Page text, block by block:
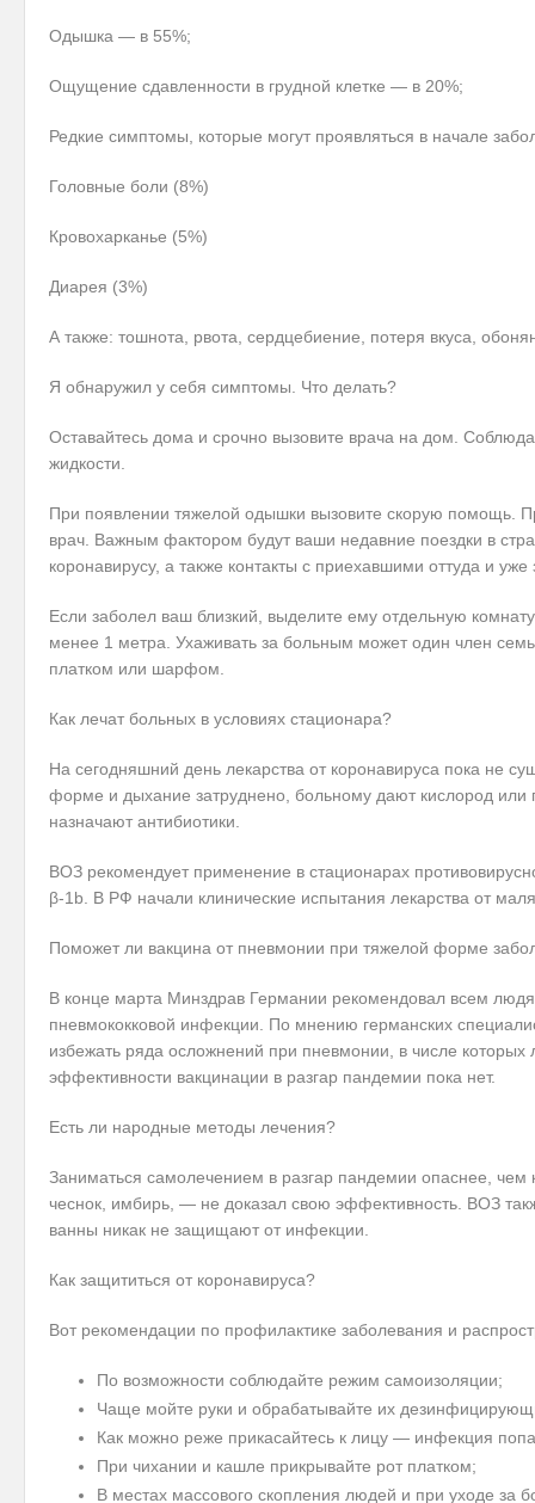
Одышка — в 55%;
Ощущение сдавленности в грудной клетке — в 20%;
Редкие симптомы, которые могут проявляться в начале
Головные боли (8%)
Кровохарканье (5%)
Диарея (3%)
А также: тошнота, рвота, сердцебиение, потеря вкуса,
Я обнаружил у себя симптомы. Что делать?
Оставайтесь дома и срочно вызовите врача на дом.
жидкости.
При появлении тяжелой одышки вызовите скорую помощь.
врач. Важным фактором будут ваши недавние поездки в
коронавирусу, а также контакты с приехавшими оттуда и
Если заболел ваш близкий, выделите ему отдельную
менее 1 метра. Ухаживать за больным может один член
платком или шарфом.
Как лечат больных в условиях стационара?
На сегодняшний день лекарства от коронавируса пока не
форме и дыхание затруднено, больному дают кислород или
назначают антибиотики.
ВОЗ рекомендует применение в стационарах
β-1b. В РФ начали клинические испытания лекарства от
Поможет ли вакцина от пневмонии при тяжелой форме
В конце марта Минздрав Германии рекомендовал всем
пневмококковой инфекции. По мнению германских
избежать ряда осложнений при пневмонии, в числе
эффективности вакцинации в разгар пандемии пока нет.
Есть ли народные методы лечения?
Заниматься самолечением в разгар пандемии опаснее,
чеснок, имбирь, — не доказал свою эффективность. ВОЗ
ванны никак не защищают от инфекции.
Как защититься от коронавируса?
Вот рекомендации по профилактике заболевания и
По возможности соблюдайте режим самоизоляции;
Чаще мойте руки и обрабатывайте их
Как можно реже прикасайтесь к лицу — инфекция
При чихании и кашле прикрывайте рот платком;
В местах массового скопления людей и при уходе за